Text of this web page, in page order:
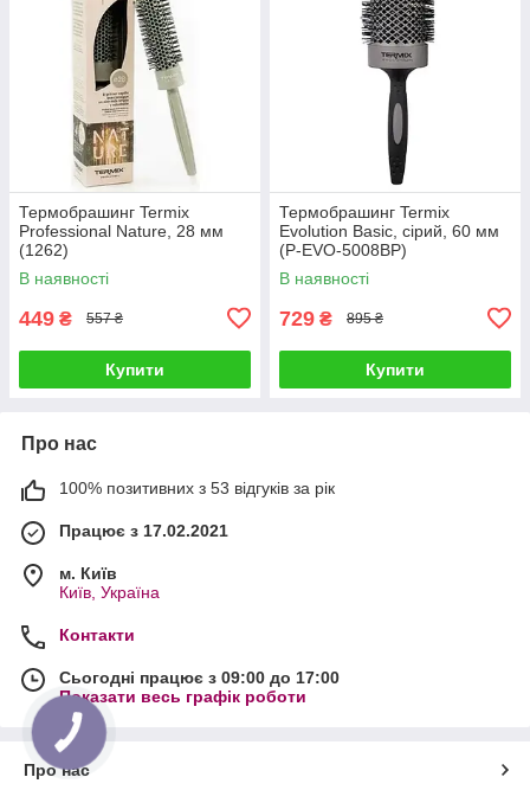
Термобрашинг Termix
Professional Nature, 28 мм
(1262)
В наявності
449 ₴ 557 ₴
Купити
Термобрашинг Termix
Evolution Basic, сірий, 60 мм
(P-EVO-5008BP)
В наявності
729 ₴ 895 ₴
Купити
Про нас
100% позитивних з 53 відгуків за рік
Працює з 17.02.2021
м. Київ
Київ, Україна
Контакти
Сьогодні працює з 09:00 до 17:00
Показати весь графік роботи
Про нас
КНОПКА
ЗВ'ЯЗКУ